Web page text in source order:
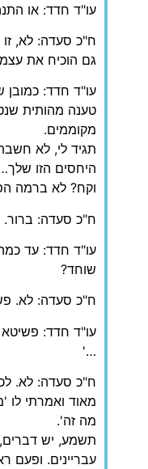
עו"ד חדד: או
ח"כ סעדה: לא, זו
גם הוכיח את
עו"ד חדד:
טענה מהותית
מקוממים.
תגיד לי, לא
היחסים הזו
וקח? לא ברמה
ח"כ סעדה: ברור.
עו"ד חדד: עד
שוחד?
ח"כ סעדה: לא.
עו"ד חדד:
…'
ח"כ סעדה: לא.
מאוד ואמרתי לו
מה זה'.
תשמע, יש
עבריינים.